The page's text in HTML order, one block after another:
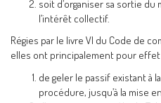
soit d’organiser sa sortie
l’intérêt collectif.
Régies par le livre VI du Code de
elles ont principalement pour effet
de geler le passif existant à
procédure, jusqu’à la mise